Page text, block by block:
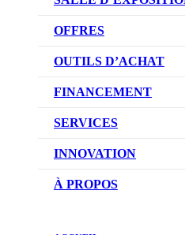
VÉHICULES
OFFRES
OFFRES DU
OUTILS D’ACHAT
CONFIGUREZ
RÉSERVEZ UN
DEMANDEZ UN
FINANCEMENT
NOTRE
DEMANDE DE
SERVICES
NOTRE PROMESSE
PRENDRE UN
INNOVATION
TECHNOLOGIE
À PROPOS